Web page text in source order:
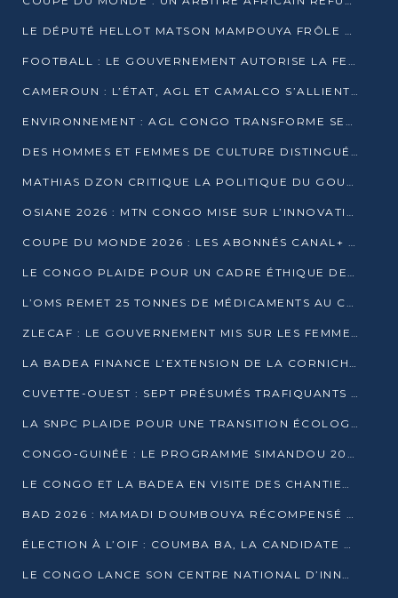
LE DÉPUTÉ HELLOT MATSON MAMPOUYA FRÔLE LA MORT LORS D’UNE EMBUSCADE DZNS LE POOL
FOOTBALL : LE GOUVERNEMENT AUTORISE LA FECOFOOT À OCCUPER LES COMPLEXES SPORTIFS
CAMEROUN : L’ÉTAT, AGL ET CAMALCO S’ALLIENT POUR UN MÉGA-PROJET FERROVIAIRE
ENVIRONNEMENT : AGL CONGO TRANSFORME SES DÉCHETS EN OUTILS DE FORMATION
DES HOMMES ET FEMMES DE CULTURE DISTINGUÉS POUR LEUR ENGAGEMENT PAR BANTOU CULTURE
MATHIAS DZON CRITIQUE LA POLITIQUE DU GOUVERNEMENT ET ALERTE SUR LA DETTE DU CONGO
OSIANE 2026 : MTN CONGO MISE SUR L’INNOVATION POUR RELEVER LES DÉFIS AFRICAINS
COUPE DU MONDE 2026 : LES ABONNÉS CANAL+ AU CONGO DÉÇUS À QUELQUES JOURS DU COUP D’ENVOI
LE CONGO PLAIDE POUR UN CADRE ÉTHIQUE DE L’INTELLIGENCE ARTIFICIELLE À DAKAR
L’OMS REMET 25 TONNES DE MÉDICAMENTS AU CONGO POUR RENFORCER LA RIPOSTE AUX ÉPIDÉMIES
ZLECAF : LE GOUVERNEMENT MIS SUR LES FEMMES ENTREPRENEURES
LA BADEA FINANCE L’EXTENSION DE LA CORNICHE SUD DE BRAZZAVILLE
CUVETTE-OUEST : SEPT PRÉSUMÉS TRAFIQUANTS DE FAUNE INTERPELLÉS À EWO ET KELLÉ
LA SNPC PLAIDE POUR UNE TRANSITION ÉCOLOGIQUE PROGRESSIVE
CONGO-GUINÉE : LE PROGRAMME SIMANDOU 2040 AU CŒUR DES ÉCHANGES À LA BAD
LE CONGO ET LA BADEA EN VISITE DES CHANTIERS
BAD 2026 : MAMADI DOUMBOUYA RÉCOMPENSÉ PAR LE TROPHÉE BABACAR NDIAYE À BRAZZAVILLE
ÉLECTION À L’OIF : COUMBA BA, LA CANDIDATE DISCRÈTE QUI BOUSCULE LE JEU DIPLOMATIQUE
LE CONGO LANCE SON CENTRE NATIONAL D’INNOVATION